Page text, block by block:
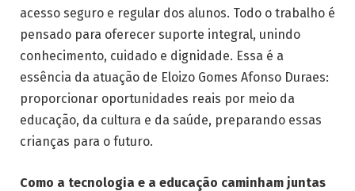
acesso seguro e regular dos alunos. Todo o trabalho é
pensado para oferecer suporte integral, unindo
conhecimento, cuidado e dignidade. Essa é a
essência da atuação de Eloizo Gomes Afonso Duraes:
proporcionar oportunidades reais por meio da
educação, da cultura e da saúde, preparando essas
crianças para o futuro.
Como a tecnologia e a educação caminham juntas